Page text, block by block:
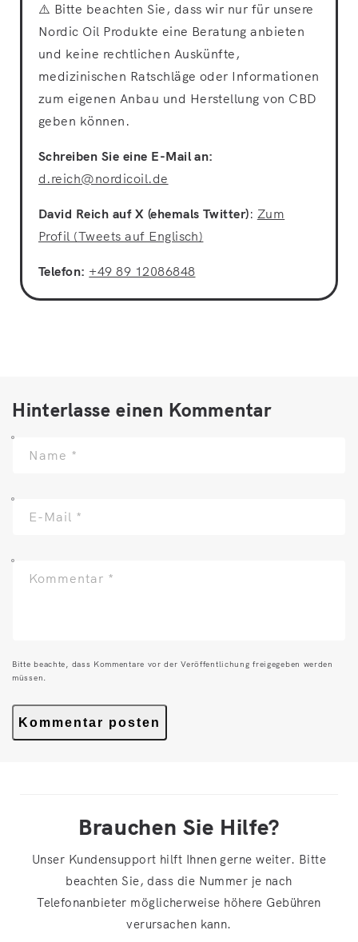
⚠️ Bitte beachten Sie, dass wir nur für unsere
Nordic Oil Produkte eine Beratung anbieten
und keine rechtlichen Auskünfte,
medizinischen Ratschläge oder Informationen
zum eigenen Anbau und Herstellung von CBD
geben können.
Schreiben Sie eine E-Mail an:
d.reich@nordicoil.de
David Reich auf X (ehemals Twitter): Zum
Profil (Tweets auf Englisch)
Telefon: +49 89 12086848
Hinterlasse einen Kommentar
Name *
E-Mail *
Kommentar *
Bitte beachte, dass Kommentare vor der Veröffentlichung freigegeben werden
müssen.
Brauchen Sie Hilfe?
Unser Kundensupport hilft Ihnen gerne weiter. Bitte
beachten Sie, dass die Nummer je nach
Telefonanbieter möglicherweise höhere Gebühren
verursachen kann.